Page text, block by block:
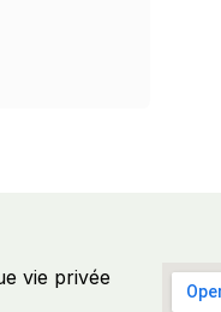
vie privée